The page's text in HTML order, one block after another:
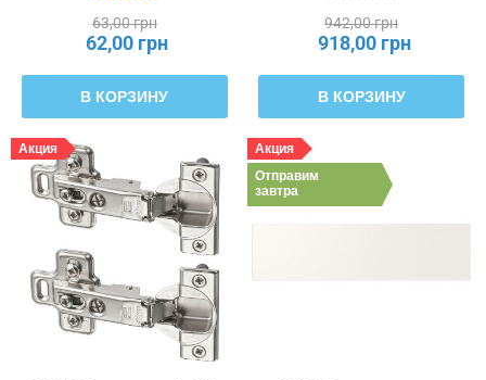
63,00 грн
62,00 грн
В КОРЗИНУ
942,00 грн
918,00 грн
В КОРЗИНУ
Акция
Акция
Отправим
завтра